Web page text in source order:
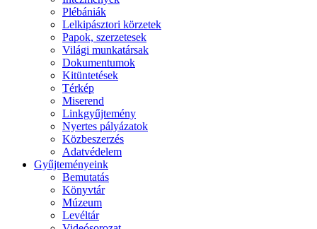
Plébániák
Lelkipásztori körzetek
Papok, szerzetesek
Világi munkatársak
Dokumentumok
Kitüntetések
Térkép
Miserend
Linkgyűjtemény
Nyertes pályázatok
Közbeszerzés
Adatvédelem
Gyűjteményeink
Bemutatás
Könyvtár
Múzeum
Levéltár